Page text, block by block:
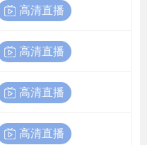
高清直播
高清直播
高清直播
高清直播